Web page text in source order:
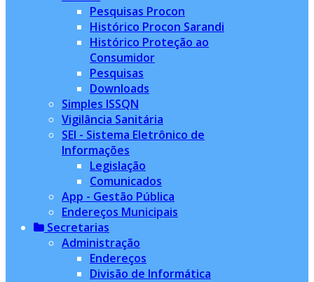
Pesquisas Procon
Histórico Procon Sarandi
Histórico Proteção ao
Consumidor
Pesquisas
Downloads
Simples ISSQN
Vigilância Sanitária
SEI - Sistema Eletrônico de
Informações
Legislação
Comunicados
App - Gestão Pública
Endereços Municipais
Secretarias
Administração
Endereços
Divisão de Informática